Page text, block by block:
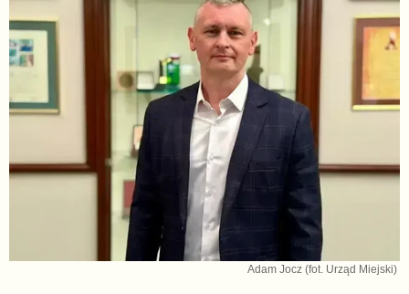
Adam Jocz (fot. Urząd Miejski)